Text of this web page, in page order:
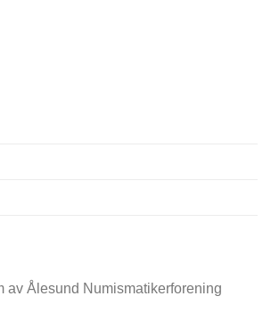
av Ålesund Numismatikerforening